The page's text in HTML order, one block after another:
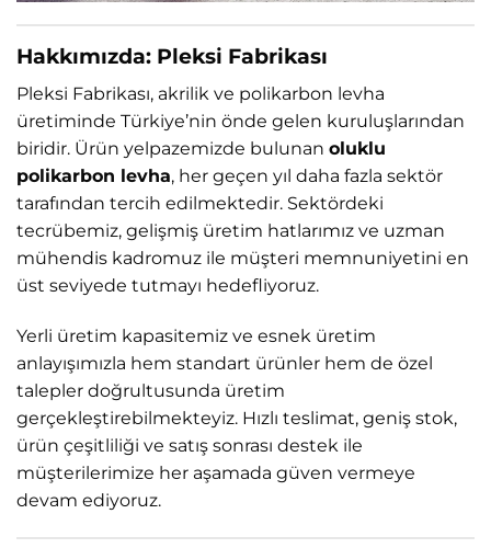
Hakkımızda: Pleksi Fabrikası
Pleksi Fabrikası, akrilik ve polikarbon levha
üretiminde Türkiye’nin önde gelen kuruluşlarından
biridir. Ürün yelpazemizde bulunan oluklu
polikarbon levha, her geçen yıl daha fazla sektör
tarafından tercih edilmektedir. Sektördeki
tecrübemiz, gelişmiş üretim hatlarımız ve uzman
mühendis kadromuz ile müşteri memnuniyetini en
üst seviyede tutmayı hedefliyoruz.
Yerli üretim kapasitemiz ve esnek üretim
anlayışımızla hem standart ürünler hem de özel
talepler doğrultusunda üretim
gerçekleştirebilmekteyiz. Hızlı teslimat, geniş stok,
ürün çeşitliliği ve satış sonrası destek ile
müşterilerimize her aşamada güven vermeye
devam ediyoruz.